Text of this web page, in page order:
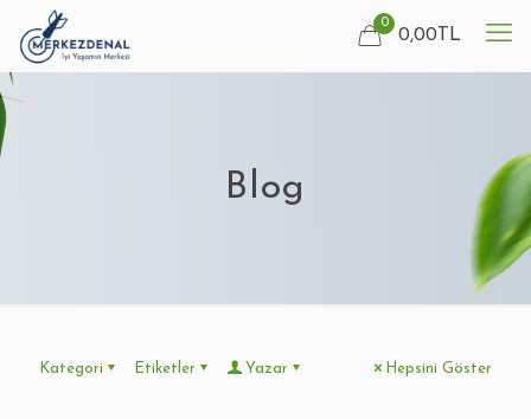
0
0,00TL
Blog
Kategori Etiketler Yazar Hepsini Göster